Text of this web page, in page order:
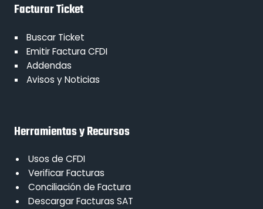
Facturar Ticket
Buscar Ticket
Emitir Factura CFDI
Addendas
Avisos y Noticias
Herramientas y Recursos
Usos de CFDI
Verificar Facturas
Conciliación de Factura
Descargar Facturas SAT